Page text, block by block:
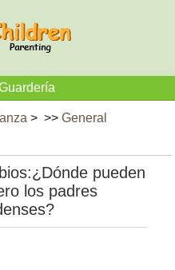
> >>General
pueden
los padres